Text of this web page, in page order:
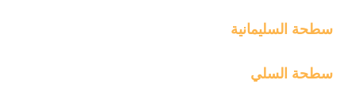
سطحة السليمانية
سطحة السلي